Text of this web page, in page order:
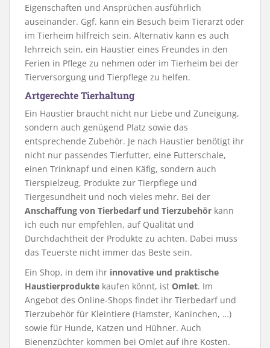
Eigenschaften und Ansprüchen ausführlich
auseinander. Ggf. kann ein Besuch beim Tierarzt oder
im Tierheim hilfreich sein. Alternativ kann es auch
lehrreich sein, ein Haustier eines Freundes in den
Ferien in Pflege zu nehmen oder im Tierheim bei der
Tierversorgung und Tierpflege zu helfen.
Artgerechte Tierhaltung
Ein Haustier braucht nicht nur Liebe und Zuneigung,
sondern auch genügend Platz sowie das
entsprechende Zubehör. Je nach Haustier benötigt ihr
nicht nur passendes Tierfutter, eine Futterschale,
einen Trinknapf und einen Käfig, sondern auch
Tierspielzeug, Produkte zur Tierpflege und
Tiergesundheit und noch vieles mehr. Bei der
Anschaffung von Tierbedarf und Tierzubehör kann
ich euch nur empfehlen, auf Qualität und
Durchdachtheit der Produkte zu achten. Dabei muss
das Teuerste nicht immer das Beste sein.
Ein Shop, in dem ihr innovative und praktische
Haustierprodukte kaufen könnt, ist Omlet. Im
Angebot des Online-Shops findet ihr Tierbedarf und
Tierzubehör für Kleintiere (Hamster, Kaninchen, …)
sowie für Hunde, Katzen und Hühner. Auch
Bienenzüchter kommen bei Omlet auf ihre Kosten.